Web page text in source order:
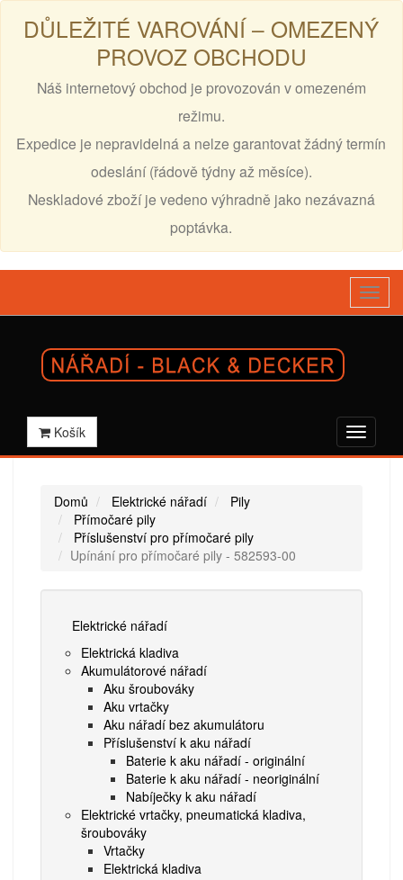
DŮLEŽITÉ VAROVÁNÍ – OMEZENÝ
PROVOZ OBCHODU
Náš internetový obchod je provozován v omezeném
režimu.
Expedice je nepravidelná a nelze garantovat žádný termín
odeslání (řádově týdny až měsíce).
Neskladové zboží je vedeno výhradně jako nezávazná
poptávka.
Košík
Domů Elektrické nářadí
Pily
Přímočaré pily
Příslušenství pro přímočaré pily
Upínání pro přímočaré pily - 582593-00
Elektrické nářadí
Elektrická kladiva
Akumulátorové nářadí
Aku šroubováky
Aku vrtačky
Aku nářadí bez akumulátoru
Příslušenství k aku nářadí
Baterie k aku nářadí - originální
Baterie k aku nářadí - neoriginální
Nabíječky k aku nářadí
Elektrické vrtačky, pneumatická kladiva,
šroubováky
Vrtačky
Elektrická kladiva